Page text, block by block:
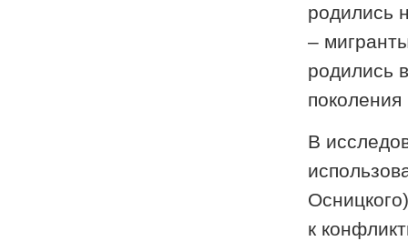
родились
–
родились
В
к